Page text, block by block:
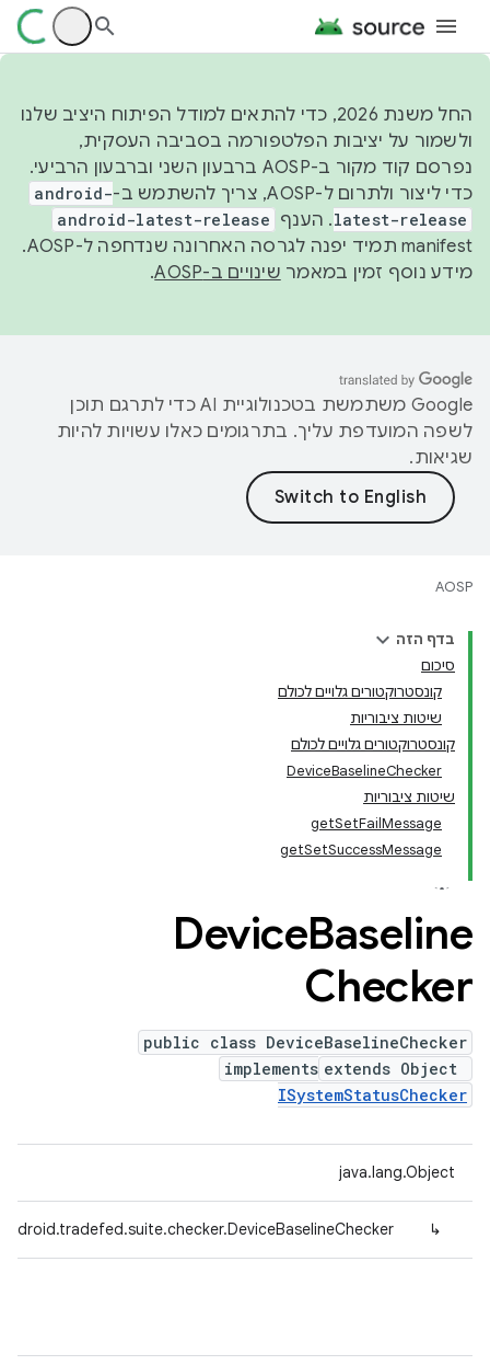
החל משנת 2026, כדי להתאים למודל הפיתוח היציב שלנו
ולשמור על יציבות הפלטפורמה בסביבה העסקית,
נפרסם קוד מקור ב-AOSP ברבעון השני וברבעון הרביעי.
כדי ליצור ולתרום ל-AOSP, צריך להשתמש ב-
android-
latest-release. הענף android-latest-release
manifest תמיד יפנה לגרסה האחרונה שנדחפה ל-AOSP.
מידע נוסף זמין במאמר שינויים ב-AOSP .
‫Google משתמשת בטכנולוגיית AI כדי לתרגם תוכן
לשפה המועדפת עליך. בתרגומים כאלו עשויות להיות
שגיאות.
AOSP
בדף הזה
סיכום
קונסטרוקטורים גלויים לכולם
שיטות ציבוריות
קונסטרוקטורים גלויים לכולם
DeviceBaselineChecker
שיטות ציבוריות
getSetFailMessage
getSetSuccessMessage
DeviceBaseline
Checker
public class DeviceBaselineChecker
extends Object
implements
ISystemStatusChecker
java.lang.Object
↳